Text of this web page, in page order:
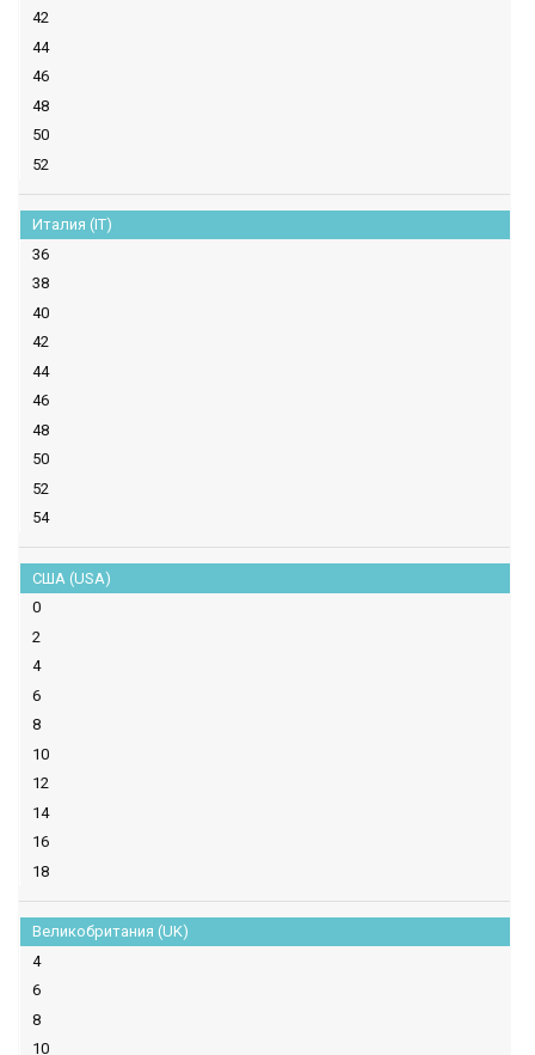
42
44
46
48
50
52
Италия (IT)
36
38
40
42
44
46
48
50
52
54
США (USA)
0
2
4
6
8
10
12
14
16
18
Великобритания (UK)
4
6
8
10